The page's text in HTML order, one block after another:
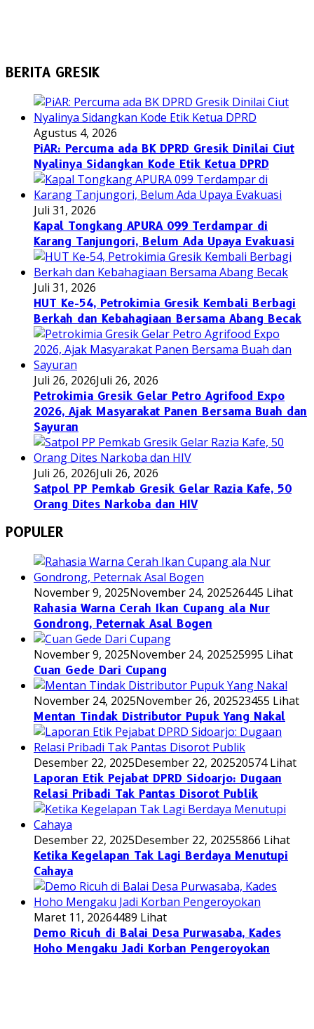
BERITA GRESIK
Agustus 4, 2026
PiAR: Percuma ada BK DPRD Gresik Dinilai Ciut
Nyalinya Sidangkan Kode Etik Ketua DPRD
Juli 31, 2026
Kapal Tongkang APURA 099 Terdampar di
Karang Tanjungori, Belum Ada Upaya Evakuasi
Juli 31, 2026
HUT Ke-54, Petrokimia Gresik Kembali Berbagi
Berkah dan Kebahagiaan Bersama Abang Becak
Juli 26, 2026Juli 26, 2026
Petrokimia Gresik Gelar Petro Agrifood Expo
2026, Ajak Masyarakat Panen Bersama Buah dan
Sayuran
Juli 26, 2026Juli 26, 2026
Satpol PP Pemkab Gresik Gelar Razia Kafe, 50
Orang Dites Narkoba dan HIV
POPULER
November 9, 2025November 24, 202526445 Lihat
Rahasia Warna Cerah Ikan Cupang ala Nur
Gondrong, Peternak Asal Bogen
November 9, 2025November 24, 202525995 Lihat
Cuan Gede Dari Cupang
November 24, 2025November 26, 202523455 Lihat
Mentan Tindak Distributor Pupuk Yang Nakal
Desember 22, 2025Desember 22, 202520574 Lihat
Laporan Etik Pejabat DPRD Sidoarjo: Dugaan
Relasi Pribadi Tak Pantas Disorot Publik
Desember 22, 2025Desember 22, 20255866 Lihat
Ketika Kegelapan Tak Lagi Berdaya Menutupi
Cahaya
Maret 11, 20264489 Lihat
Demo Ricuh di Balai Desa Purwasaba, Kades
Hoho Mengaku Jadi Korban Pengeroyokan